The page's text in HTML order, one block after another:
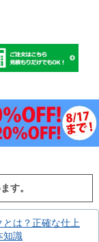
す。
とは？正確な仕上
知識